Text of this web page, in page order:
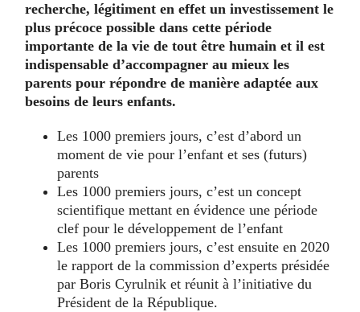
recherche, légitiment en effet un investissement le
plus précoce possible dans cette période
importante de la vie de tout être humain et il est
indispensable d’accompagner au mieux les
parents pour répondre de manière adaptée aux
besoins de leurs enfants.
Les 1000 premiers jours, c’est d’abord un
moment de vie pour l’enfant et ses (futurs)
parents
Les 1000 premiers jours, c’est un concept
scientifique mettant en évidence une période
clef pour le développement de l’enfant
Les 1000 premiers jours, c’est ensuite en 2020
le rapport de la commission d’experts présidée
par Boris Cyrulnik et réunit à l’initiative du
Président de la République.